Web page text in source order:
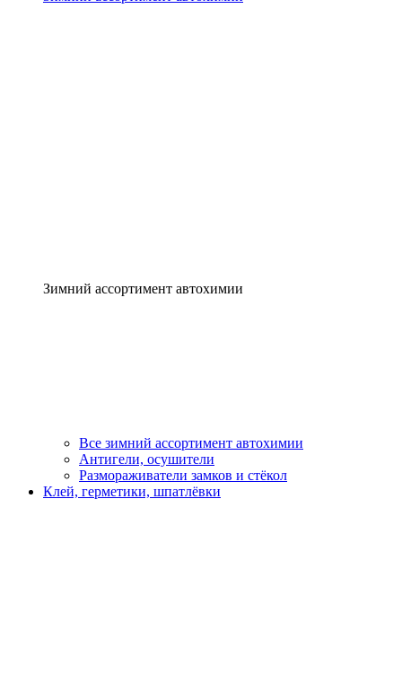
Зимний ассортимент автохимии
Все зимний ассортимент автохимии
Антигели, осушители
Размораживатели замков и стёкол
Клей, герметики, шпатлёвки